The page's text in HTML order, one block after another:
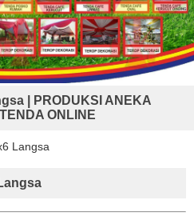
| PRODUKSI ANEKA
ONLINE
Langsa